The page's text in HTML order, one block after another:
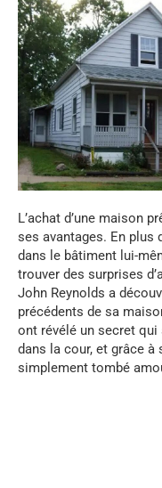
L’achat d’une maison
ses avantages. En plus
dans le bâtiment lui-
trouver des surprises
John Reynolds a
précédents de sa
ont révélé un secret
dans la cour, et grâce à
simplement tombé